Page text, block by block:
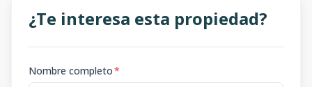
¿Te interesa esta propiedad?
Nombre completo*